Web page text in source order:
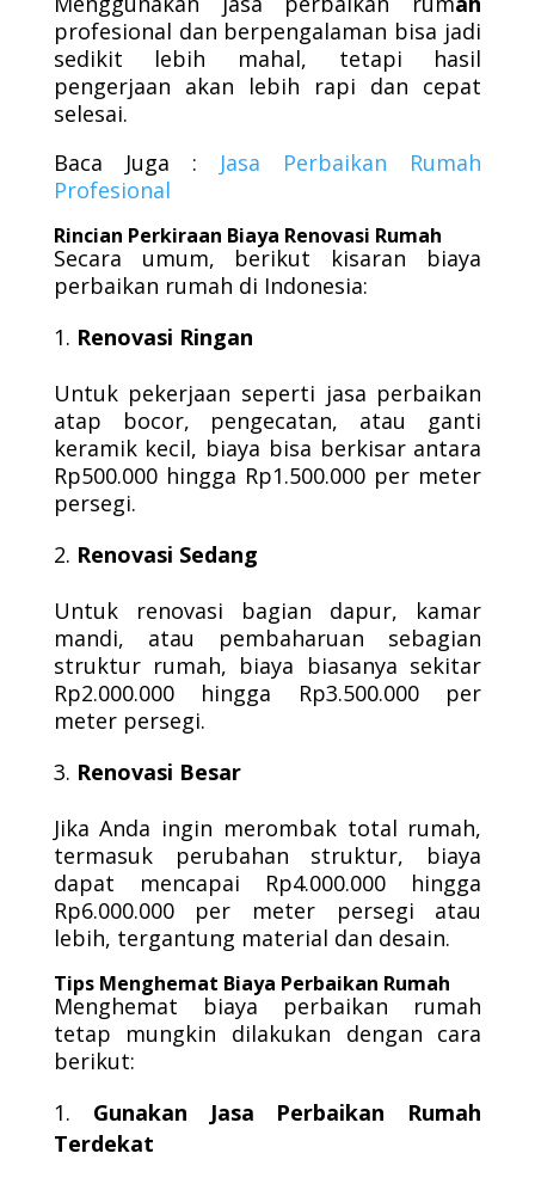
profesional dan berpengalaman bisa jadi
sedikit lebih mahal, tetapi hasil
pengerjaan akan lebih rapi dan cepat
selesai.
Baca Juga : Jasa Perbaikan Rumah
Profesional
Rincian Perkiraan Biaya Renovasi Rumah
Secara umum, berikut kisaran biaya
perbaikan rumah di Indonesia:
Renovasi Ringan
Untuk pekerjaan seperti jasa perbaikan
atap bocor, pengecatan, atau ganti
keramik kecil, biaya bisa berkisar antara
Rp500.000 hingga Rp1.500.000 per meter
persegi.
Renovasi Sedang
Untuk renovasi bagian dapur, kamar
mandi, atau pembaharuan sebagian
struktur rumah, biaya biasanya sekitar
Rp2.000.000 hingga Rp3.500.000 per
meter persegi.
Renovasi Besar
Jika Anda ingin merombak total rumah,
termasuk perubahan struktur, biaya
dapat mencapai Rp4.000.000 hingga
Rp6.000.000 per meter persegi atau
lebih, tergantung material dan desain.
Tips Menghemat Biaya Perbaikan Rumah
Menghemat biaya perbaikan rumah
tetap mungkin dilakukan dengan cara
berikut:
Gunakan Jasa Perbaikan Rumah
Terdekat